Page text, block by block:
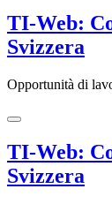
TI-Web:
Svizzera
Opportunità di
TI-Web:
Svizzera